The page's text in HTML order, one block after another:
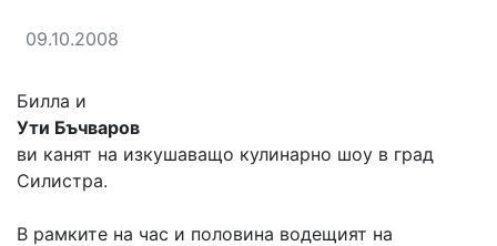
09.10.2008
Билла и
Ути Бъчваров
ви канят на изкушаващо кулинарно шоу в град
Силистра.
В рамките на час и половина водещият на